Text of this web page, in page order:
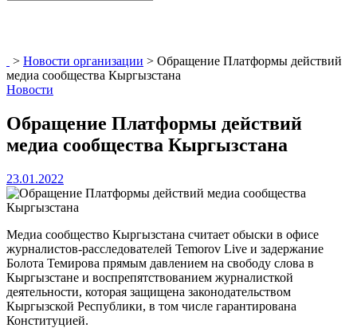
> Новости организации > Обращение Платформы действий
медиа сообщества Кыргызстана
Новости
Обращение Платформы действий
медиа сообщества Кыргызстана
23.01.2022
Медиа сообщество Кыргызстана считает обыски в офисе
журналистов-расследователей Temorov Live и задержание
Болота Темирова прямым давлением на свободу слова в
Кыргызстане и воспрепятствованием журналисткой
деятельности, которая защищена законодательством
Кыргызской Республики, в том числе гарантирована
Конституцией.